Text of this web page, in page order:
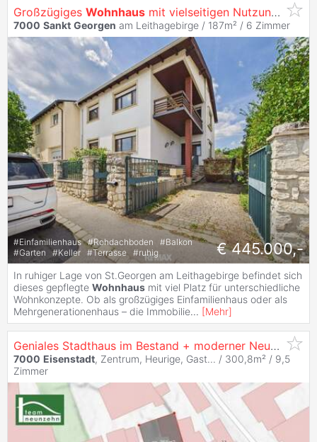
Großzügiges Wohnhaus mit vielseitigen Nutzungsmöglichkeiten
7000 Sankt Georgen am Leithagebirge / 187m² / 6 Zimmer
#Einfamilienhaus #Rohdachboden #Balkon
#Garten #Keller #Terrasse #ruhig € 445.000,-
In ruhiger Lage von St.Georgen am Leithagebirge befindet sich
dieses gepflegte Wohnhaus mit viel Platz für unterschiedliche
Wohnkonzepte. Ob als großzügiges Einfamilienhaus oder als
Mehrgenerationenhaus – die Immobilie... [Mehr]
Geniales Stadthaus im Bestand + moderner Neubau mit ca. 134m² Wnfl. gleich gegenüber. (genehmigt & mit ca. 12Monaten Bauzeit)! - JETZT ZUSCHLAGEN
7000 Eisenstadt, Zentrum, Heurige, Gast... / 300,8m² / 9,5
Zimmer